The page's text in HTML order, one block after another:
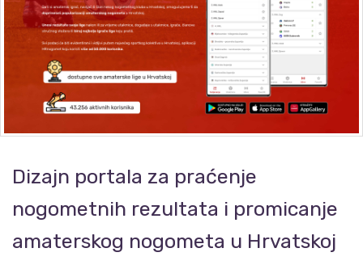
Dizajn portala za praćenje
nogometnih rezultata i promicanje
amaterskog nogometa u Hrvatskoj